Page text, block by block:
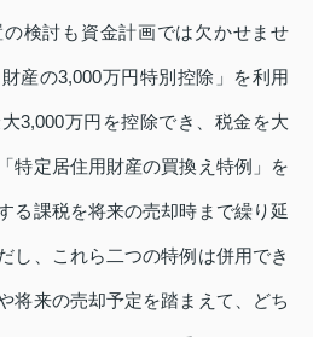
検討も資金計画では欠かせませ
産の3,000万円特別控除」を利用
3,000万円を控除でき、税金を大
特定居住用財産の買換え特例」を
る課税を将来の売却時まで繰り延
し、これら二つの特例は併用でき
将来の売却予定を踏まえて、どち